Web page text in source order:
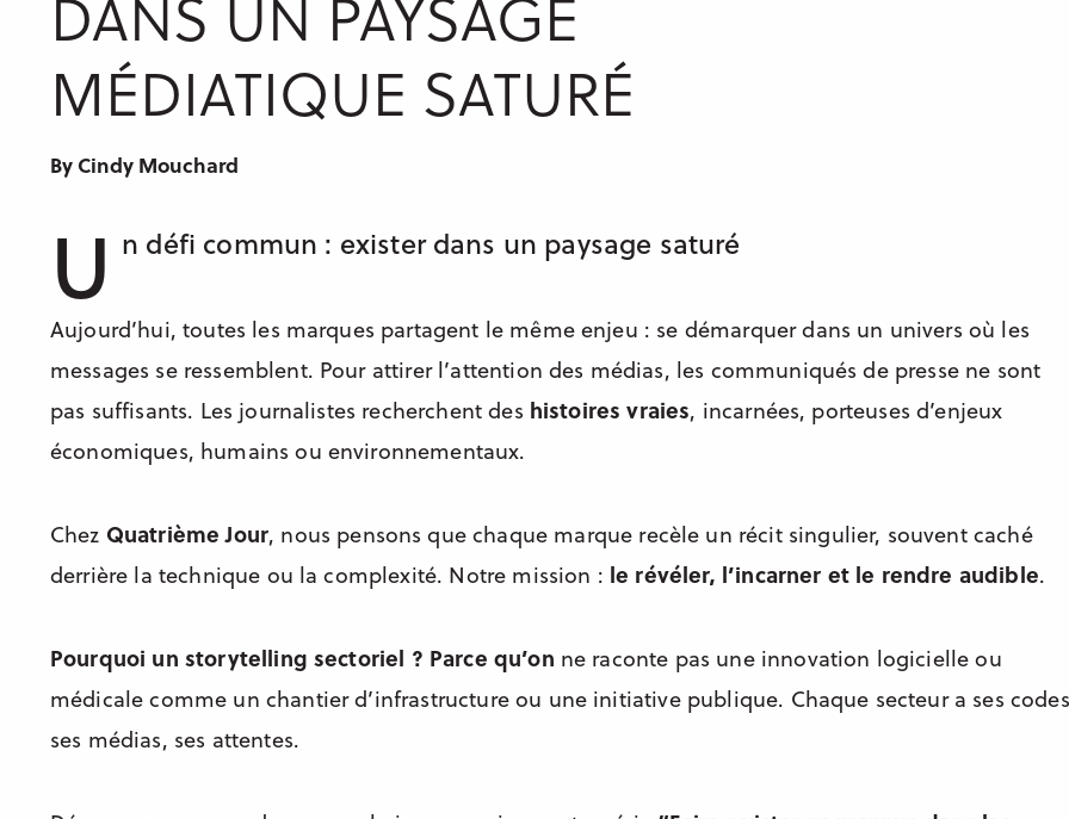
MÉDIATIQUE SATURÉ
By Cindy Mouchard
U n défi commun : exister dans un paysage saturé
Aujourd’hui, toutes les marques partagent le même enjeu : se démarquer dans un univers où les
messages se ressemblent. Pour attirer l’attention des médias, les communiqués de presse ne sont
pas suffisants. Les journalistes recherchent des histoires vraies, incarnées, porteuses d’enjeux
économiques, humains ou environnementaux.
Chez Quatrième Jour, nous pensons que chaque marque recèle un récit singulier, souvent caché
derrière la technique ou la complexité. Notre mission : le révéler, l’incarner et le rendre audible.
Pourquoi un storytelling sectoriel ? Parce qu’on ne raconte pas une innovation logicielle ou
médicale comme un chantier d’infrastructure ou une initiative publique. Chaque secteur a ses
ses médias, ses attentes.